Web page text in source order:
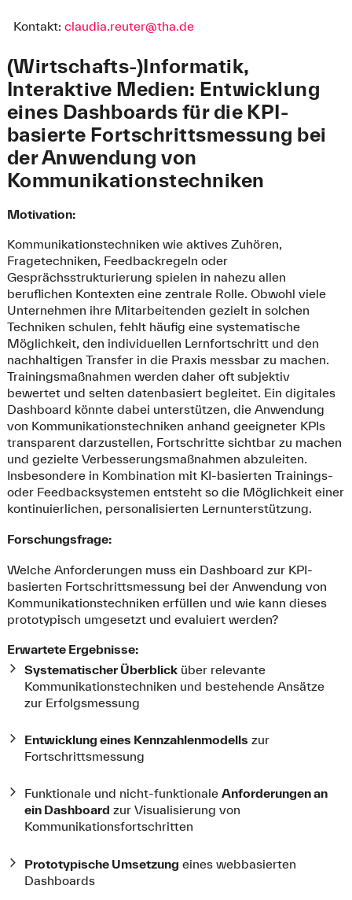
Kontakt: claudia.reuter@tha.de
(Wirtschafts-)Informatik,
Interaktive Medien: Entwicklung
eines Dashboards für die KPI-
basierte Fortschrittsmessung bei
der Anwendung von
Kommunikationstechniken
Motivation:
Kommunikationstechniken wie aktives Zuhören,
Fragetechniken, Feedbackregeln oder
Gesprächsstrukturierung spielen in nahezu allen
beruflichen Kontexten eine zentrale Rolle. Obwohl viele
Unternehmen ihre Mitarbeitenden gezielt in solchen
Techniken schulen, fehlt häufig eine systematische
Möglichkeit, den individuellen Lernfortschritt und den
nachhaltigen Transfer in die Praxis messbar zu machen.
Trainingsmaßnahmen werden daher oft subjektiv
bewertet und selten datenbasiert begleitet. Ein digitales
Dashboard könnte dabei unterstützen, die Anwendung
von Kommunikationstechniken anhand geeigneter KPIs
transparent darzustellen, Fortschritte sichtbar zu machen
und gezielte Verbesserungsmaßnahmen abzuleiten.
Insbesondere in Kombination mit KI-basierten Trainings-
oder Feedbacksystemen entsteht so die Möglichkeit einer
kontinuierlichen, personalisierten Lernunterstützung.
Forschungsfrage:
Welche Anforderungen muss ein Dashboard zur KPI-
basierten Fortschrittsmessung bei der Anwendung von
Kommunikationstechniken erfüllen und wie kann dieses
prototypisch umgesetzt und evaluiert werden?
Erwartete Ergebnisse:
Systematischer Überblicküber relevante
Kommunikationstechniken und bestehende Ansätze
zur Erfolgsmessung
Entwicklung eines Kennzahlenmodells zur
Fortschrittsmessung
Funktionale und nicht-funktionale Anforderungen an
ein Dashboard zur Visualisierung von
Kommunikationsfortschritten
Prototypische Umsetzung eines webbasierten
Dashboards